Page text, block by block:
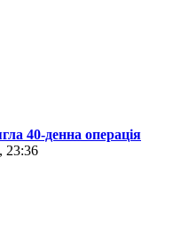
40-денна операція
23:36